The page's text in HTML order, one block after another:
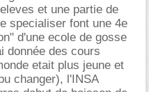
et une partie de
specialiser font une 4e
d'une ecole de gosse
donnée des cours
etait plus jeune et
changer), l'INSA